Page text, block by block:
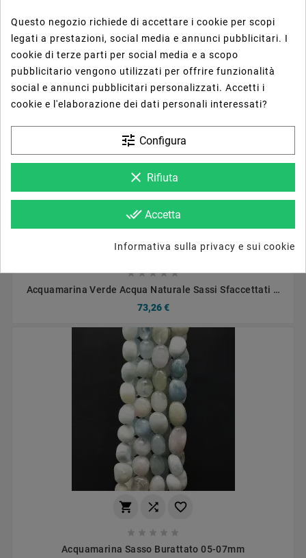
Acquamarina Multicolore (AA) Sassi Irregolari
Sfaccettati 13X18mm
195,36 €
  

Acquamarina Verde Acqua Naturale Sassi Sfaccettati A
73,26 €
  
    
Acquamarina Sasso Burattato 05-07mm
Questo negozio richiede di accettare i cookie per scopi
legati a prestazioni, social media e annunci pubblicitari. I
cookie di terze parti per social media e a scopo
pubblicitario vengono utilizzati per offrire funzionalità
social e annunci pubblicitari personalizzati. Accetti i
cookie e l'elaborazione dei dati personali interessati?
tune Configura
clear Rifiuta
done_all Accetta
Informativa sulla privacy e sui cookie